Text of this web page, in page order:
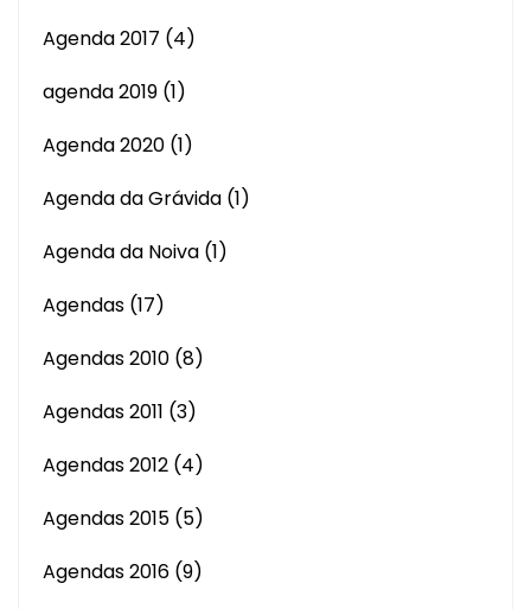
Agenda 2017 (4)
agenda 2019 (1)
Agenda 2020 (1)
Agenda da Grávida (1)
Agenda da Noiva (1)
Agendas (17)
Agendas 2010 (8)
Agendas 2011 (3)
Agendas 2012 (4)
Agendas 2015 (5)
Agendas 2016 (9)